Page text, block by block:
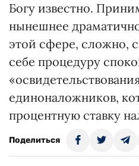
Богу известно.
нынешнее
этой сфере, сложно,
себе процедуру
единоналожников,
процентную ставку
Поделиться